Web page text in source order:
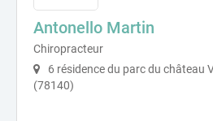
Antonello Martin
Chiropracteur
6 résidence du parc du château
(78140)